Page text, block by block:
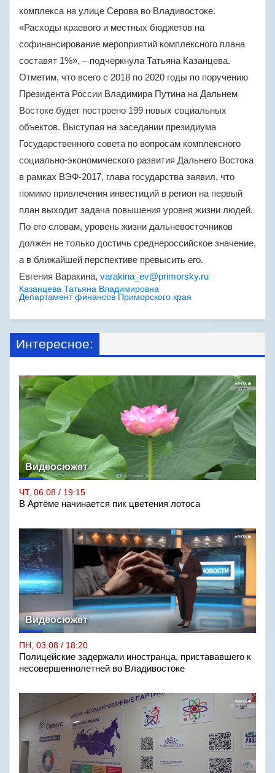
комплекса на улице Серова во Владивостоке.
«Расходы краевого и местных бюджетов на
софинансирование мероприятий комплексного плана
составят 1%», – подчеркнула Татьяна Казанцева.
Отметим, что всего с 2018 по 2020 годы по поручению
Президента России Владимира Путина на Дальнем
Востоке будет построено 199 новых социальных
объектов. Выступая на заседании президиума
Государственного совета по вопросам комплексного
социально-экономического развития Дальнего Востока
в рамках ВЭФ-2017, глава государства заявил, что
помимо привлечения инвестиций в регион на первый
план выходит задача повышения уровня жизни людей.
По его словам, уровень жизни дальневосточников
должен не только достичь среднероссийское значение,
а в ближайшей перспективе превысить его.
Евгения Варакина, varakina_ev@primorsky.ru
Казанцева Татьяна Владимировна
Департамент финансов Приморского края
Интересное:
Видеосюжет
ЧТ, 06.08 / 19:15
В Артёме начинается пик цветения лотоса
Видеосюжет
ПН, 03.08 / 18:20
Полицейские задержали иностранца, пристававшего к
несовершеннолетней во Владивостоке